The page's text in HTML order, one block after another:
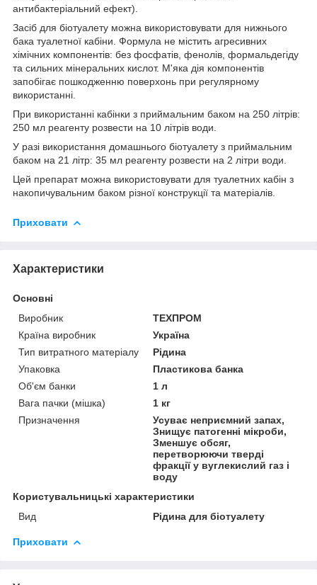
антибактеріальний ефект).
Засіб для біотуалету можна використовувати для нижнього
бака туалетної кабіни. Формула не містить агресивних
хімічних компонентів: без фосфатів, фенолів, формальдегіду
та сильних мінеральних кислот. М'яка дія компонентів
запобігає пошкодженню поверхонь при регулярному
використанні.
При використанні кабінки з приймальним баком на 250 літрів:
250 мл реагенту розвести на 10 літрів води.
У разі використання домашнього біотуалету з приймальним
баком на 21 літр: 35 мл реагенту розвести на 2 літри води.
Цей препарат можна використовувати для туалетних кабін з
накопичувальним баком різної конструкції та матеріалів.
Приховати
Характеристики
Основні
Виробник
ТЕХПРОМ
Країна виробник
Україна
Тип витратного матеріалу
Рідина
Упаковка
Пластикова банка
Об'єм банки
1 л
Вага пачки (мішка)
1 кг
Призначення
Усуває неприємний запах,
Знищує патогенні мікроби,
Зменшує обсяг,
перетворюючи тверді
фракції у вуглекислий газ і
воду
Користувальницькі характеристики
Вид
Рідина для біотуалету
Приховати